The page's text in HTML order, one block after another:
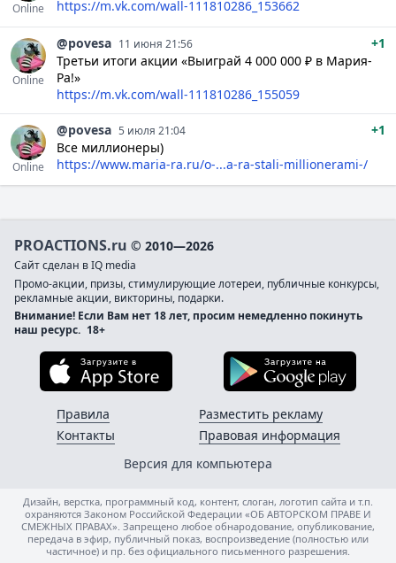
Online
https://m.vk.com/wall-111810286_153662
Online
@povesa 11 июня 21:56
+1
Третьи итоги акции «Выиграй 4 000 000 ₽ в Мария-
Ра!»
https://m.vk.com/wall-111810286_155059
Online
@povesa 5 июля 21:04
+1
Все миллионеры)
https://www.maria-ra.ru/o-...a-ra-stali-millionerami-/
PROACTIONS.ru © 2010—2026
Сайт сделан в IQ media
Промо-акции, призы, стимулирующие лотереи, публичные конкурсы,
рекламные акции, викторины, подарки.
Внимание! Если Вам нет 18 лет, просим немедленно покинуть
наш ресурс. 18+
Загрузите в App Store
Правила
Контакты
Разместить рекламу
Правовая информация
Версия для компьютера
Дизайн, верстка, программный код, контент, слоган, логотип сайта и т.п.
охраняются Законом Российской Федерации «ОБ АВТОРСКОМ ПРАВЕ И
СМЕЖНЫХ ПРАВАХ». Запрещено любое обнародование, опубликование,
передача в эфир, публичный показ, воспроизведение (полностью или
частичное) и пр. без официального письменного разрешения.